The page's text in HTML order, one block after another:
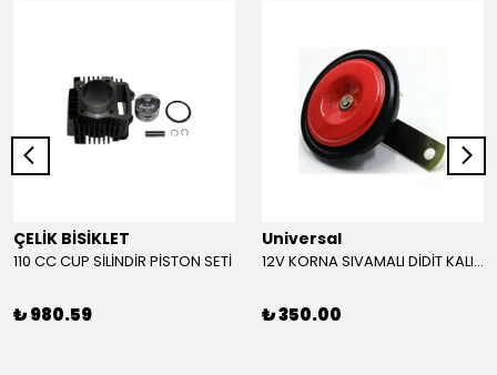
ÇELİK BİSİKLET
110 CC CUP SİLİNDİR PİSTON SETİ
₺ 980.59
Universal
12V KORNA SIVAMALI DİDİT KALIN SESLİ (KIRMIZI)
₺ 350.00